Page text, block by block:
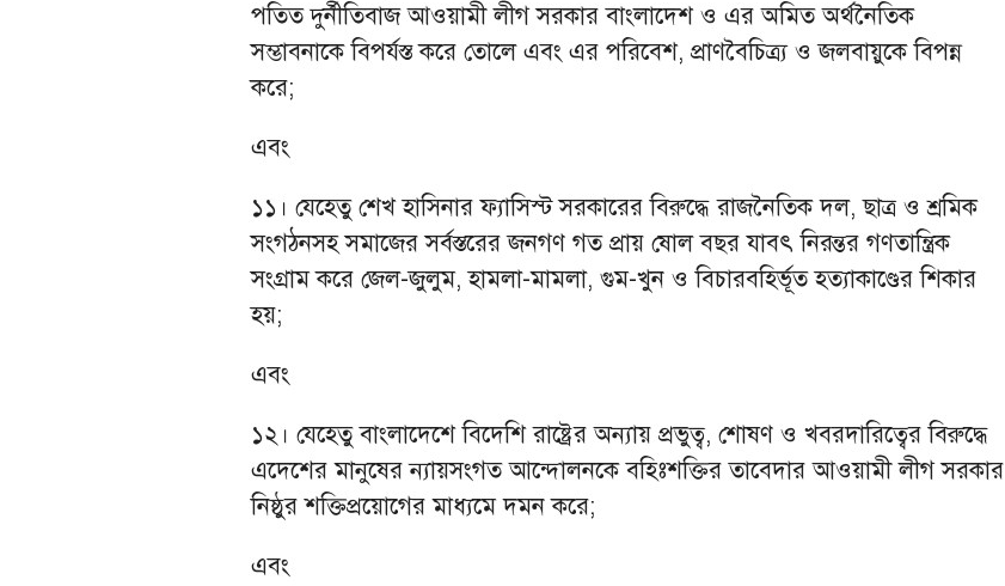
পতিত দুর্নীতিবাজ আওয়ামী লীগ সরকার বাংলাদেশ ও এর অমিত অর্থনৈতিক
সম্ভাবনাকে বিপর্যস্ত করে তোলে এবং এর পরিবেশ, প্রাণবৈচিত্র্য ও জলবায়ুকে বিপন্ন
করে;
এবং
১১। যেহেতু শেখ হাসিনার ফ্যাসিস্ট সরকারের বিরুদ্ধে রাজনৈতিক দল, ছাত্র ও শ্রমিক
সংগঠনসহ সমাজের সর্বস্তরের জনগণ গত প্রায় ষোল বছর যাবৎ নিরন্তর গণতান্ত্রিক
সংগ্রাম করে জেল-জুলুম, হামলা-মামলা, গুম-খুন ও বিচারবহির্ভূত হত্যাকাণ্ডের শিকার
হয়;
এবং
১২। যেহেতু বাংলাদেশে বিদেশি রাষ্ট্রের অন্যায় প্রভুত্ব, শোষণ ও খবরদারিত্বের বিরুদ্ধে
এদেশের মানুষের ন্যায়সংগত আন্দোলনকে বহিঃশক্তির তাবেদার আওয়ামী লীগ সরকার
নিষ্ঠুর শক্তিপ্রয়োগের মাধ্যমে দমন করে;
এবং